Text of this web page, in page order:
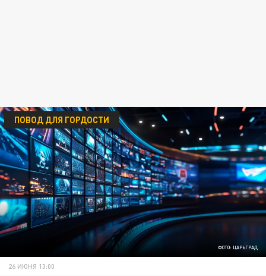
ФОТО: ЦАРЬГРАД
ПОВОД ДЛЯ ГОРДОСТИ
26 ИЮНЯ 13:00